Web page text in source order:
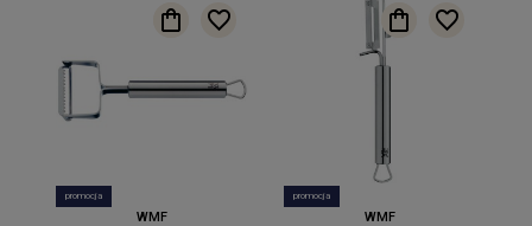
promocja
WMF
promocja
WMF